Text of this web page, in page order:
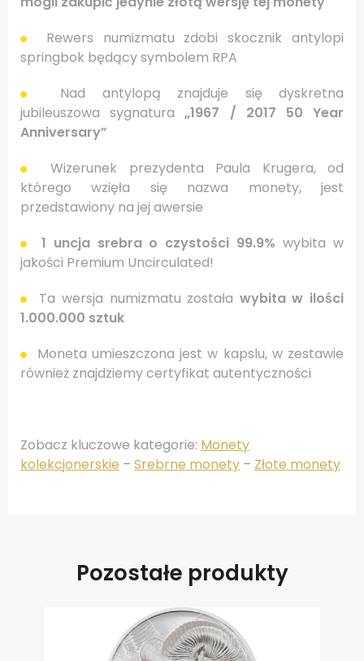
Rewers numizmatu zdobi skocznik antylopi
springbok będący symbolem RPA
Nad antylopą znajduje się dyskretna
jubileuszowa sygnatura„1967 / 2017 50 Year
Anniversary”
Wizerunek prezydenta Paula Krugera, od
którego wzięła się nazwa monety, jest
przedstawiony na jej awersie
1 uncja srebra o czystości 99.9% wybita w
jakości Premium Uncirculated!
Ta wersja numizmatu została wybita w ilości
1.000.000 sztuk
Moneta umieszczona jest w kapslu, w zestawie
również znajdziemy certyfikat autentyczności
Zobacz kluczowe kategorie: Monety
kolekcjonerskie – Srebrne monety – Złote monety
Pozostałe produkty